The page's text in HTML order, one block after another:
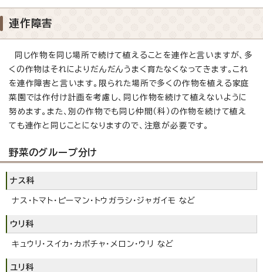
連作障害
同じ作物を同じ場所で続けて植えることを連作と言いますが、多
くの作物はそれによりだんだんうまく育たなくなってきます。これ
を連作障害と言います。限られた場所で多くの作物を植える家庭
菜園では作付け計画を考慮し、同じ作物を続けて植えないように
努めます。また、別の作物でも同じ仲間（科）の作物を続けて植え
ても連作と同じことになりますので、注意が必要です。
野菜のグループ分け
ナス科
ナス・トマト・ピーマン・トウガラシ・ジャガイモ など
ウリ科
キュウリ・スイカ・カボチャ・メロン・ウリ など
ユリ科